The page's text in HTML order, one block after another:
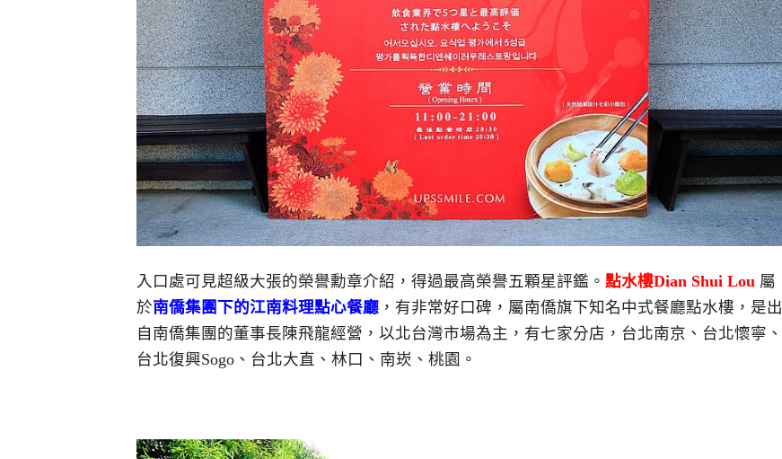
入口處可見超級大張的榮譽勳章介紹，得過最高榮譽五顆星評鑑。 點水樓Dian Shui Lou 屬
於南僑集團下的江南料理點心餐廳 ，有非常好口碑，屬南僑旗下知名中式餐廳點水樓，是出
自南僑集團的董事長陳飛龍經營，以北台灣市場為主，有七家分店，台北南京、台北懷寧、
台北復興Sogo、台北大直、林口、南崁、桃園。